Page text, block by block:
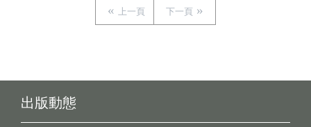
上一頁 下一頁
出版動態